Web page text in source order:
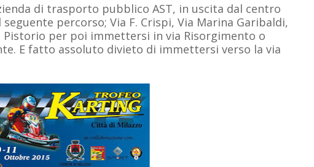
di trasporto pubblico AST, in uscita dal centro
percorso; Via F. Crispi, Via Marina Garibaldi,
Pistorio per poi immettersi in via Risorgimento o
E fatto assoluto divieto di immettersi verso la via